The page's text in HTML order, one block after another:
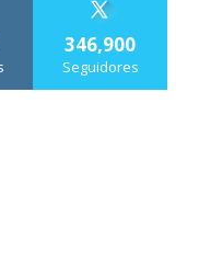
346,900
Seguidores